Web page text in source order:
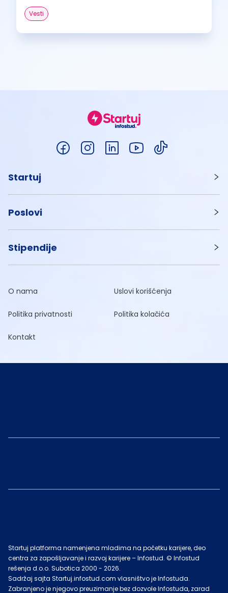
Vesti
Startuj
Poslovi
Stipendije
O nama Uslovi korišćenja
Politika privatnosti Politika kolačića
Kontakt
Startuj platforma namenjena mladima na početku karijere, deo
centra za zapošljavanje i razvoj karijere – Infostud. © Infostud
rešenja d.o.o. Subotica 2000 - 2026.
Sadržaj sajta Startuj.infostud.com vlasništvo je Infostuda.
Zabranjeno je njegovo preuzimanje bez dozvole Infostuda, zarad